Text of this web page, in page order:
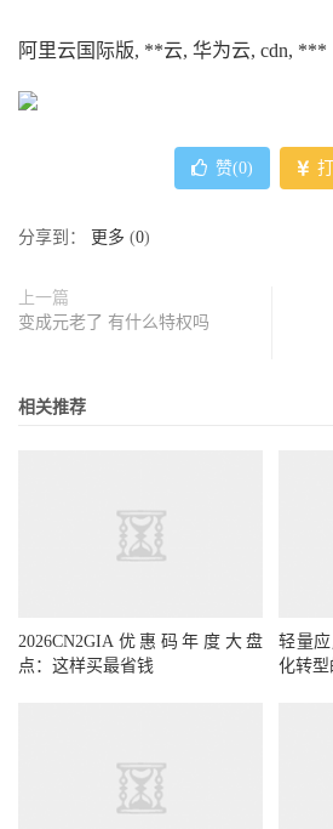
阿里云国际版, **云, 华为云, cdn, ***
赞(0)
分享到： 更多 (0)
上一篇
变成元老了 有什么特权吗
相关推荐
2026CN2GIA优惠码年度大盘
点：这样买最省钱
轻量
化转